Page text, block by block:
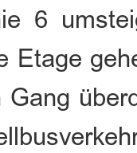
6
Etage
Gang